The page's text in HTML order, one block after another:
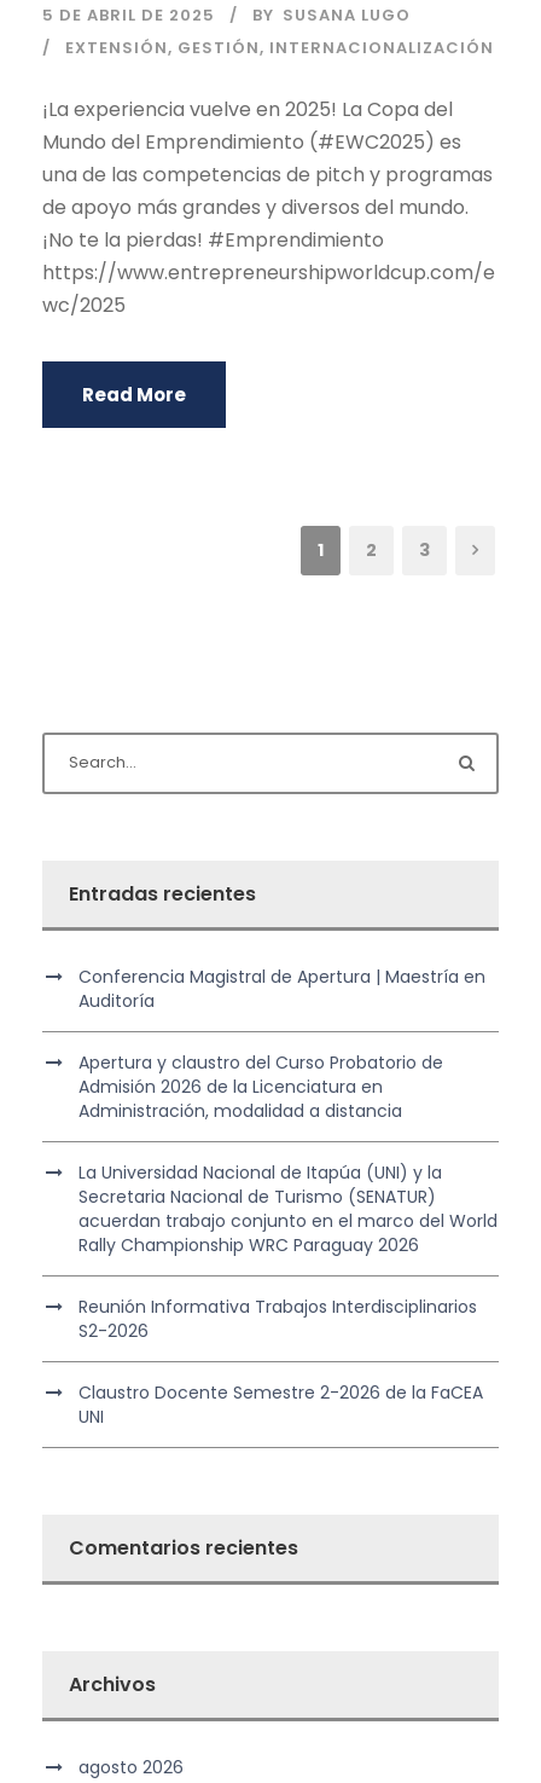
5 DE ABRIL DE 2025 BY SUSANA LUGO
EXTENSIÓN, GESTIÓN, INTERNACIONALIZACIÓN
¡La experiencia vuelve en 2025! La Copa del
Mundo del Emprendimiento (#EWC2025) es
una de las competencias de pitch y programas
de apoyo más grandes y diversos del mundo.
¡No te la pierdas! #Emprendimiento
https://www.entrepreneurshipworldcup.com/e
wc/2025
Read More
1 2 3
Entradas recientes
Conferencia Magistral de Apertura | Maestría en
Auditoría
Apertura y claustro del Curso Probatorio de
Admisión 2026 de la Licenciatura en
Administración, modalidad a distancia
La Universidad Nacional de Itapúa (UNI) y la
Secretaria Nacional de Turismo (SENATUR)
acuerdan trabajo conjunto en el marco del World
Rally Championship WRC Paraguay 2026
Reunión Informativa Trabajos Interdisciplinarios
S2-2026
Claustro Docente Semestre 2-2026 de la FaCEA
UNI
Comentarios recientes
Archivos
agosto 2026